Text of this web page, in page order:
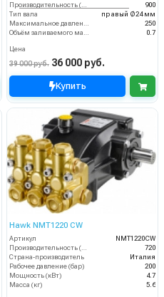
Производительность (л/ч)
900
Тип вала
правый Ø24 мм
Максимальное давление воды (бар)
250
Объём заливаемого масла (л)
0.7
Цена
39 000 руб. 36 000 руб.
Купить
Hawk NMT1220 CW
Артикул
NMT1220CW
Производительность (л/ч)
720
Страна-производитель
Италия
Рабочее давление (бар)
200
Мощность (кВт)
4.7
Масса (кг)
5.6